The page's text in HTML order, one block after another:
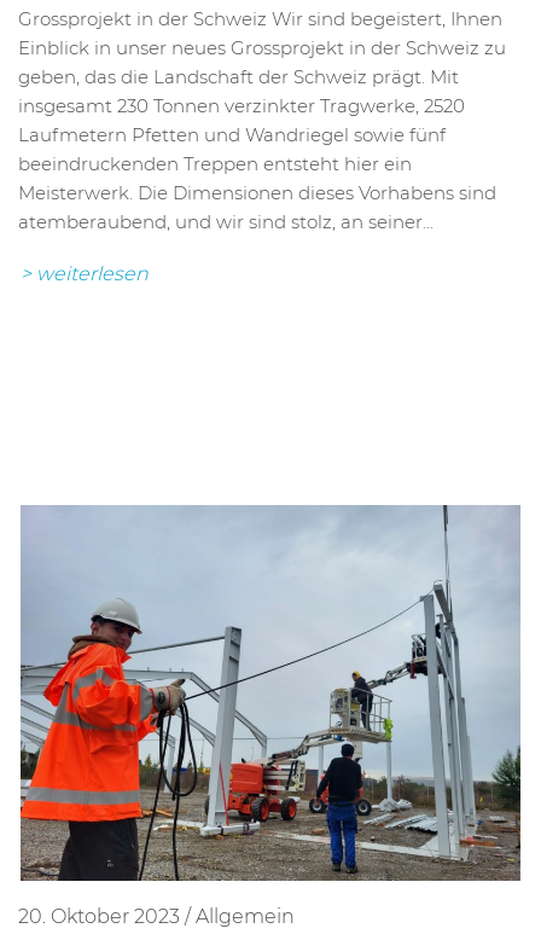
Grossprojekt in der Schweiz Wir sind begeistert, Ihnen
Einblick in unser neues Grossprojekt in der Schweiz zu
geben, das die Landschaft der Schweiz prägt. Mit
insgesamt 230 Tonnen verzinkter Tragwerke, 2520
Laufmetern Pfetten und Wandriegel sowie fünf
beeindruckenden Treppen entsteht hier ein
Meisterwerk. Die Dimensionen dieses Vorhabens sind
atemberaubend, und wir sind stolz, an seiner...
> weiterlesen
20. Oktober 2023 /Allgemein